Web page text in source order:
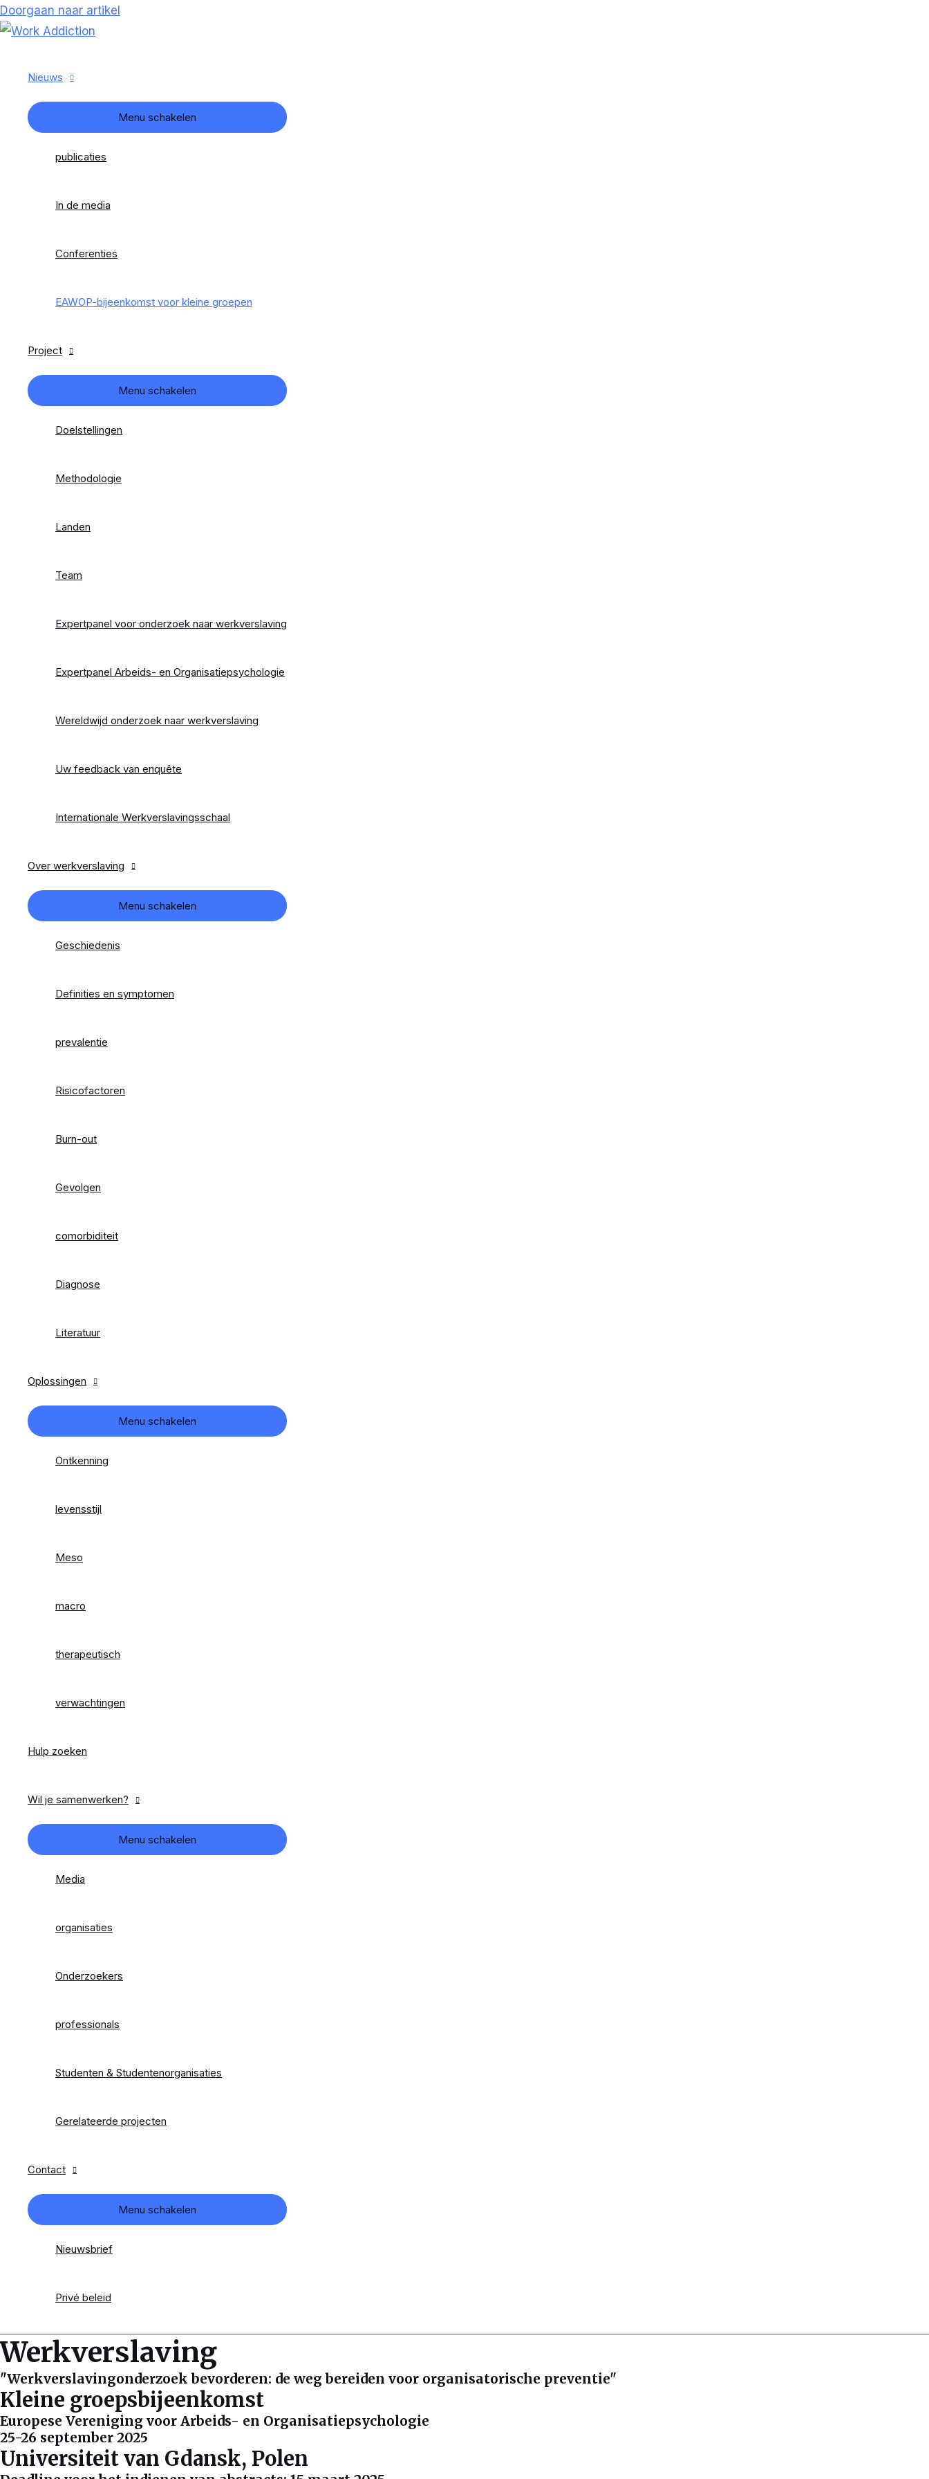
Doorgaan naar artikel
Nieuws
Menu schakelen
publicaties
In de media
Conferenties
EAWOP-bijeenkomst voor kleine groepen
Project
Menu schakelen
Doelstellingen
Methodologie
Landen
Team
Expertpanel voor onderzoek naar werkverslaving
Expertpanel Arbeids- en Organisatiepsychologie
Wereldwijd onderzoek naar werkverslaving
Uw feedback van enquête
Internationale Werkverslavingsschaal
Over werkverslaving
Menu schakelen
Geschiedenis
Definities en symptomen
prevalentie
Risicofactoren
Burn-out
Gevolgen
comorbiditeit
Diagnose
Literatuur
Oplossingen
Menu schakelen
Ontkenning
levensstijl
Meso
macro
therapeutisch
verwachtingen
Hulp zoeken
Wil je samenwerken?
Menu schakelen
Media
organisaties
Onderzoekers
professionals
Studenten & Studentenorganisaties
Gerelateerde projecten
Contact
Menu schakelen
Nieuwsbrief
Privé beleid
Werkverslaving
"Werkverslavingonderzoek bevorderen: de weg bereiden voor organisatorische preventie"
Kleine groepsbijeenkomst
Europese Vereniging voor Arbeids- en Organisatiepsychologie
25-26 september 2025
Universiteit van Gdansk, Polen